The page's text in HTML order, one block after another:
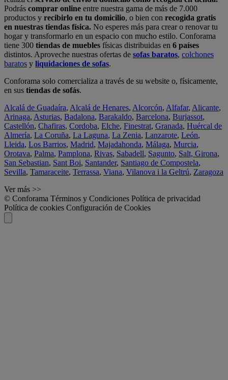
Podrás comprar online entre nuestra gama de más de 7.000
productos y recibirlo en tu domicilio, o bien con recogida gratis
en nuestras tiendas física. No esperes más para crear o renovar tu
hogar y transformarlo en un espacio con mucho estilo. Conforama
tiene 300 tiendas de muebles físicas distribuidas en 6 países
distintos. Aproveche nuestras ofertas de sofas baratos, colchones
baratos y liquidaciones de sofas.
Conforama solo comercializa a través de su website o, físicamente,
en sus tiendas de sofás.
Alcalá de Guadaíra, Alcalá de Henares, Alcorcón, Alfafar, Alicante,
Arinaga, Asturias, Badalona, Barakaldo, Barcelona, Burjassot,
Castellón, Chafiras, Cordoba, Elche, Finestrat, Granada, Huércal de
Almería, La Coruña, La Laguna, La Zenia, Lanzarote, León,
Lleida, Los Barrios, Madrid, Majadahonda, Málaga, Murcia,
Orotava, Palma, Pamplona, Rivas, Sabadell, Sagunto, Salt, Girona,
San Sebastian, Sant Boi, Santander, Santiago de Compostela,
Sevilla, Tamaraceite, Terrassa, Viana, Vilanova i la Geltrú, Zaragoza
Ver más >>
© Conforama Términos y Condiciones Política de privacidad
Política de cookies Configuración de Cookies